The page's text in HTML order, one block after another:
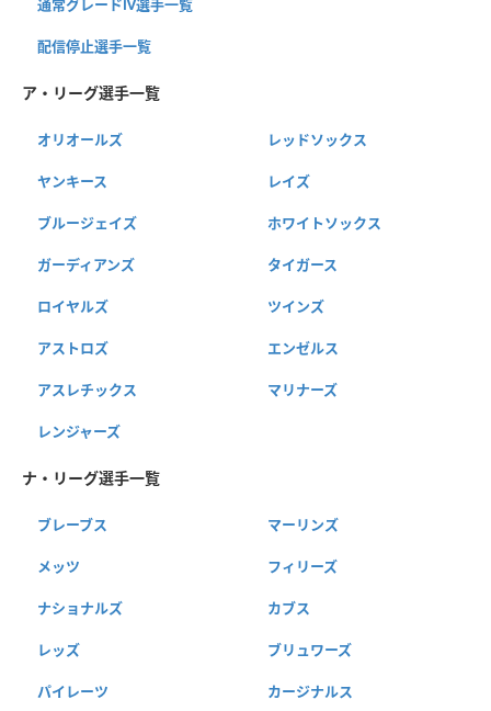
通常グレードⅣ選手一覧
配信停止選手一覧
ア・リーグ選手一覧
オリオールズ レッドソックス
ヤンキース レイズ
ブルージェイズ ホワイトソックス
ガーディアンズ タイガース
ロイヤルズ ツインズ
アストロズ エンゼルス
アスレチックス マリナーズ
レンジャーズ
ナ・リーグ選手一覧
ブレーブス マーリンズ
メッツ フィリーズ
ナショナルズ カブス
レッズ ブリュワーズ
パイレーツ カージナルス